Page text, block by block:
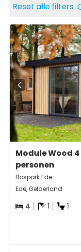
Reset alle filters
Module Wood 4
personen
Bospark Ede
Ede, Gelderland
4 1 1